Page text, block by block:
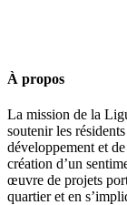
À propos
La mission de la
soutenir les
développement et
création d’un
œuvre de projets
quartier et en